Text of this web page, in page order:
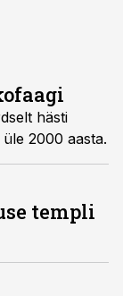
hästi
2000 aasta.
templi